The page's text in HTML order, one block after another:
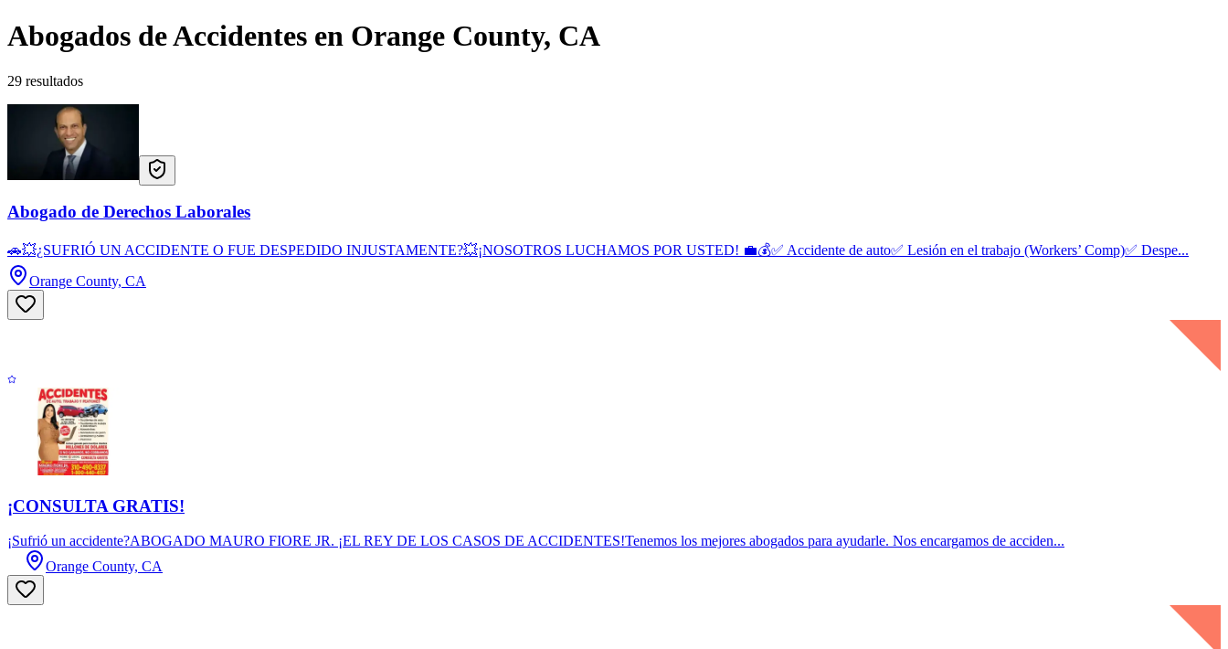
Abogados de Accidentes en Orange County, CA
29 resultados
Abogado de Derechos Laborales
🚗💥¿SUFRIÓ UN ACCIDENTE O FUE DESPEDIDO INJUSTAMENTE?💥¡NOSOTROS LUCHAMOS POR USTED! 💼💰✅ Accidente de auto✅ Lesión en el trabajo (Workers’ Comp)✅ Despe...
Orange County, CA
¡CONSULTA GRATIS!
¡Sufrió un accidente?ABOGADO MAURO FIORE JR. ¡EL REY DE LOS CASOS DE ACCIDENTES!Tenemos los mejores abogados para ayudarle. Nos encargamos de acciden...
Orange County, CA